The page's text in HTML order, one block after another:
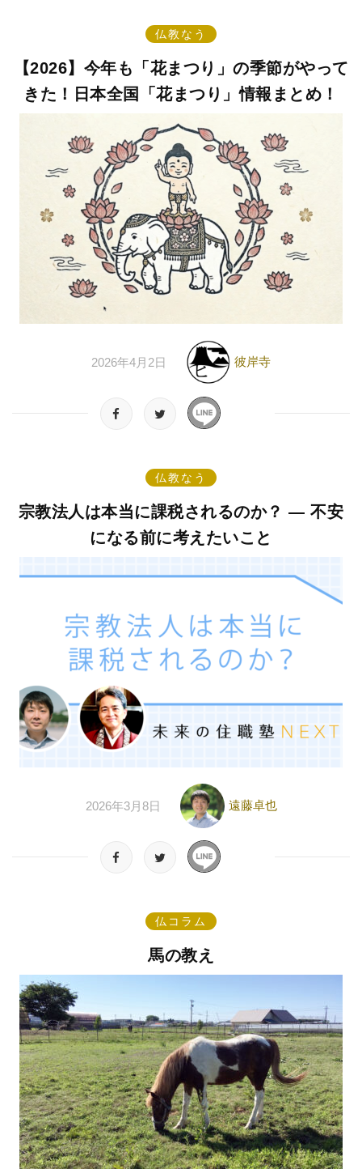
仏教なう
【2026】今年も「花まつり」の季節がやって
きた！日本全国「花まつり」情報まとめ！
2026年4月2日 彼岸寺
仏教なう
宗教法人は本当に課税されるのか？ ― 不安
になる前に考えたいこと
2026年3月8日 遠藤卓也
仏コラム
馬の教え